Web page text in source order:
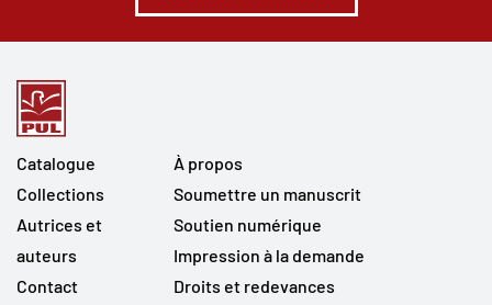
Catalogue
Collections
Autrices et
auteurs
Contact
À propos
Soumettre un manuscrit
Soutien numérique
Impression à la demande
Droits et redevances